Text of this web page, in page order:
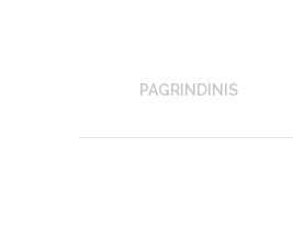
PAGRINDINIS